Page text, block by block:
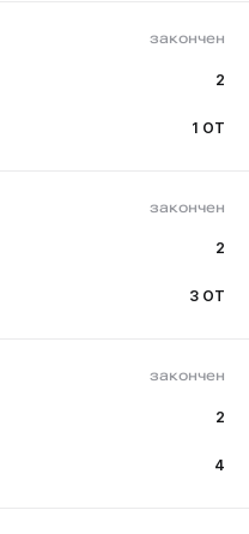
закончен
2
1 ОТ
закончен
2
3 ОТ
закончен
2
4